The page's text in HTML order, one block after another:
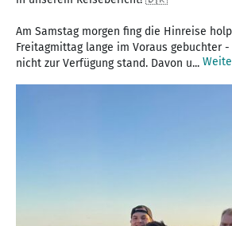
Am Samstag morgen fing die Hinreise
Freitagmittag lange im Voraus gebuchter
nicht zur Verfügung stand. Davon u...